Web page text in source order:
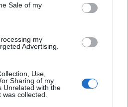
Sale of my
my
Advertising.
Use,
Sharing of my
Unrelated with the
collected.
artificiale: come
ecosistema tra creatività,